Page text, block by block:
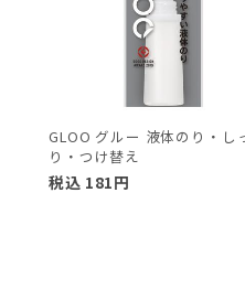
GLOO グルー 液体のり・し
り・つけ替え
税込 181円